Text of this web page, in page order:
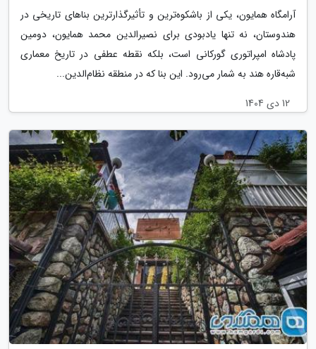
آرامگاه همایون، یکی از باشکوه‌ترین و تأثیرگذارترین بناهای تاریخی در
هندوستان، نه تنها یادبودی برای نصیرالدین محمد همایون، دومین
پادشاه امپراتوری گورکانی است، بلکه نقطه عطفی در تاریخ معماری
شبه‌قاره هند به شمار می‌رود. این بنا که در منطقه نظام‌الدین...
12 دی 1404